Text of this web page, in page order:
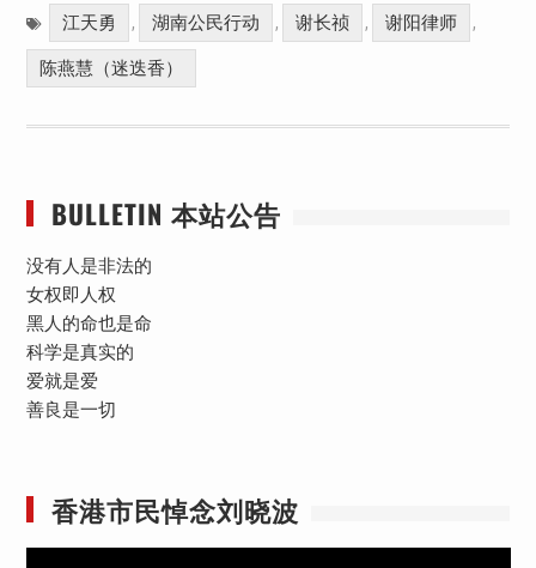
江天勇 , 湖南公民行动 , 谢长祯 , 谢阳律师 ,
陈燕慧（迷迭香）
BULLETIN 本站公告
没有人是非法的
女权即人权
黑人的命也是命
科学是真实的
爱就是爱
善良是一切
香港市民悼念刘晓波